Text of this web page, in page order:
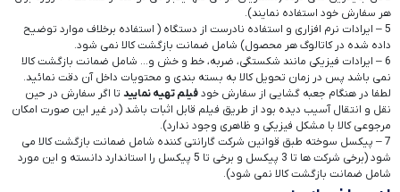
هر سفارش خود استفاده نمایند).
5 – ایرادات نرم افزاری و استفاده نادرست از دستگاه ( استفاده برخلاف موارد توضیح
داده شده در کاتالوگ هر محصول) شامل ضمانت بازگشت کالا نمی شود.
6 – ایرادات فیزیکی مانند شکستگی، ضربه، خط و خش و… شامل ضمانت بازگشت کالا
نمی باشد پس در زمان تحویل کالا به بسته بندی و محتویات داخل آن دقت نمائید.
لطفا در هنگام جعبه گشایی از سفارش خودفیلم تهیه نمایید تا اگر سفارش در حین
نقل و انتقال آسیب دیده بود از طریق فیلم قابل اثبات باشد (در غیر این صورت امکان
مرجوعی کالا با مشکل فیزیکی و ظاهری وجود ندارد).
7 – پیکسل سوخته طبق قوانین شرکت گارانتی کننده شامل ضمانت بازگشت کالا می
شود (برخی شرکت ها تا 3 پیکسل و برخی تا 5 پیکسل را استاندارد دانسته و این مورد
شامل ضمانت بازگشت کالا نمی شود).